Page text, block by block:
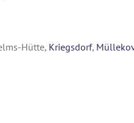
Hütte, Kriegsdorf,